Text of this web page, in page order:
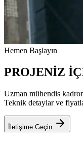
Hemen Başlayın
PROJENİZ
Uzman mühendis
Teknik detaylar ve
İletişime Geçin